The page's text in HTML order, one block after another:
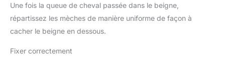
Une fois la queue de cheval passée dans le beigne,
répartissez les mèches de manière uniforme de façon à
cacher le beigne en dessous.
Fixer correctement